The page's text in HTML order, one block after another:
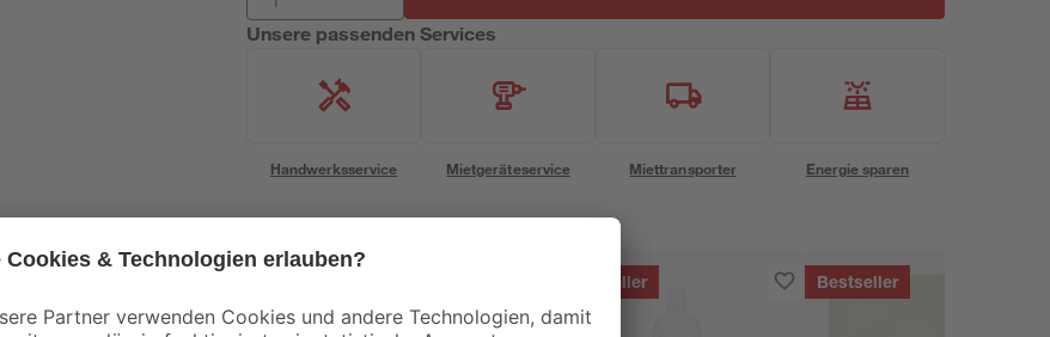
Unsere passenden Services
Handwerksservice Mietgeräteservice Miettransporter Energie sparen
Bestseller Bestseller